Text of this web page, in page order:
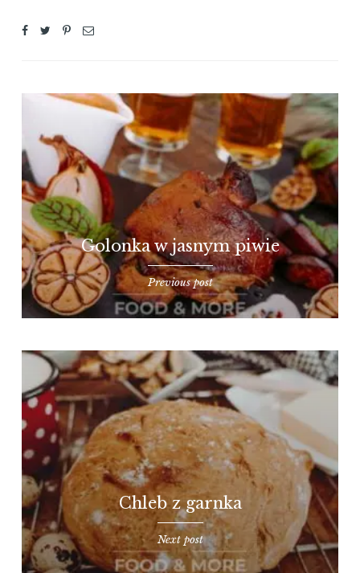
Golonka w jasnym piwie
Previous post
Chleb z garnka
Next post